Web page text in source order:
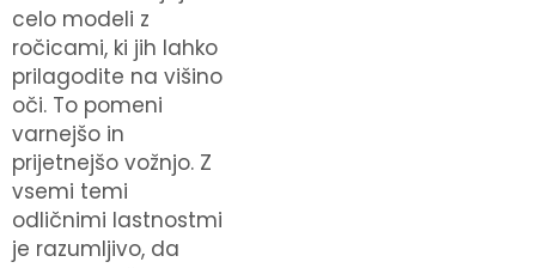
celo modeli z
ročicami, ki jih lahko
prilagodite na višino
oči. To pomeni
varnejšo in
prijetnejšo vožnjo. Z
vsemi temi
odličnimi lastnostmi
je razumljivo, da